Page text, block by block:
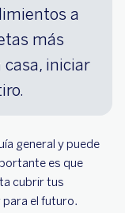
a
más
iniciar
general y puede
es que
cubrir tus
el futuro.